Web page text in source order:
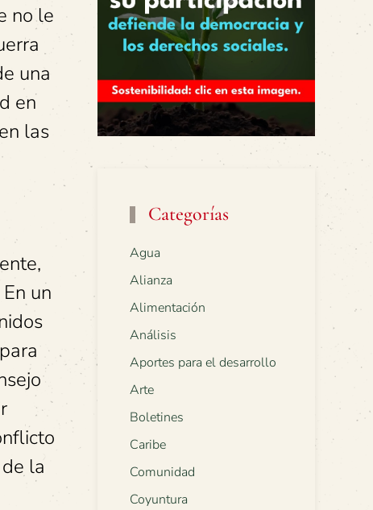
no le
una
en
las
un
la
Categorías
Agua
Alianza
Alimentación
Análisis
Aportes para el desarrollo
Arte
Boletines
Caribe
Comunidad
Coyuntura